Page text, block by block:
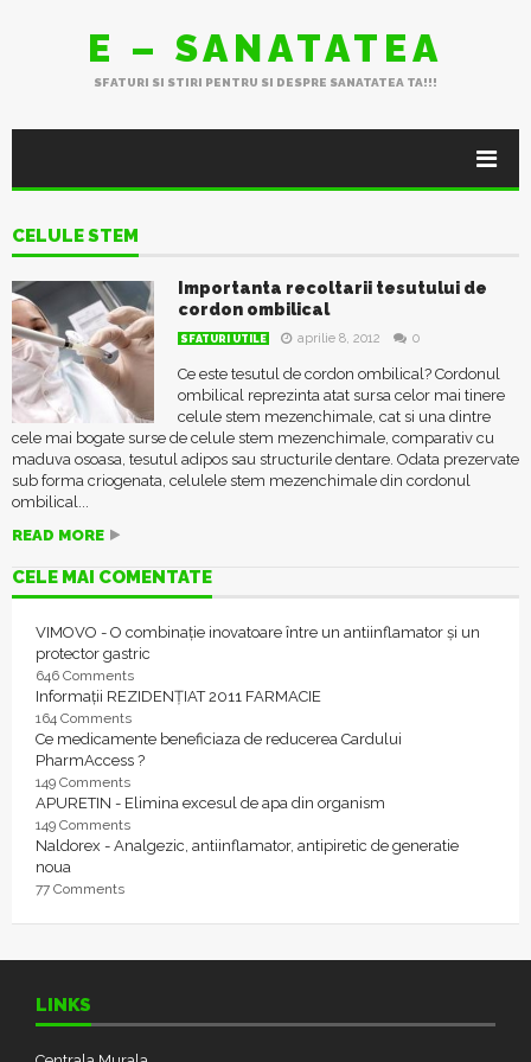
E – SANATATEA
SFATURI SI STIRI PENTRU SI DESPRE SANATATEA TA!!!
CELULE STEM
Importanta recoltarii tesutului de
cordon ombilical
SFATURI UTILE aprilie 8, 2012 0
Ce este tesutul de cordon ombilical? Cordonul
ombilical reprezinta atat sursa celor mai tinere
celule stem mezenchimale, cat si una dintre
cele mai bogate surse de celule stem mezenchimale, comparativ cu
maduva osoasa, tesutul adipos sau structurile dentare. Odata prezervate
sub forma criogenata, celulele stem mezenchimale din cordonul
ombilical...
READ MORE
CELE MAI COMENTATE
VIMOVO - O combinație inovatoare între un antiinflamator și un
protector gastric
646 Comments
Informații REZIDENȚIAT 2011 FARMACIE
164 Comments
Ce medicamente beneficiaza de reducerea Cardului
PharmAccess ?
149 Comments
APURETIN - Elimina excesul de apa din organism
149 Comments
Naldorex - Analgezic, antiinflamator, antipiretic de generatie
noua
77 Comments
LINKS